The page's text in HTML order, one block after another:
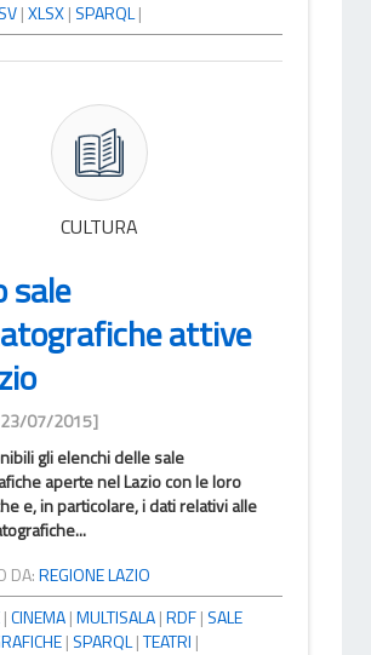
|XLSX| SPARQL|
CULTURA
sale
attive
23/07/2015]
gli elenchi delle sale
aperte nel Lazio con le loro
e, in particolare, i dati relativi alle
DA:REGIONE LAZIO
|CINEMA|MULTISALA|RDF| SALE
| SPARQL|TEATRI |